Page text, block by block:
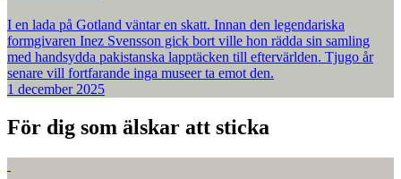
I en lada på Gotland väntar en skatt. Innan den legendariska
formgivaren Inez Svensson gick bort ville hon rädda sin samling
med handsydda pakistanska lapptäcken till eftervärlden. Tjugo år
senare vill fortfarande inga museer ta emot den.
1 december 2025
För dig som älskar att sticka